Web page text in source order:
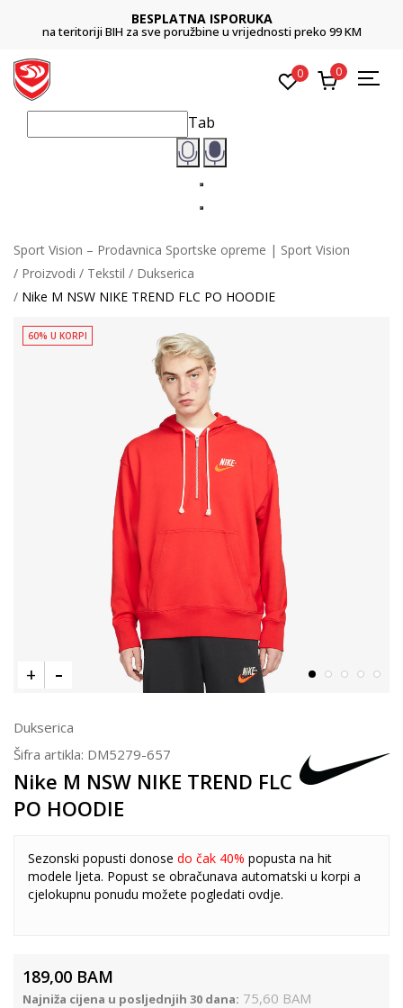
BESPLATNA ISPORUKA
na teritoriji BIH za sve poružbine u vrijednosti preko 99 KM
0 0
Tab
Sport Vision – Prodavnica Sportske opreme | Sport Vision
Proizvodi
Tekstil
Dukserica
Nike M NSW NIKE TREND FLC PO HOODIE
60% U KORPI
Dukserica
Šifra artikla: DM5279-657
Nike M NSW NIKE TREND FLC
PO HOODIE
Sezonski popusti donose do čak 40% popusta na hit
modele ljeta. Popust se obračunava automatski u korpi a
cjelokupnu ponudu možete pogledati ovdje.
189,00 BAM
Najniža cijena u posljednjih 30 dana: 75,60 BAM